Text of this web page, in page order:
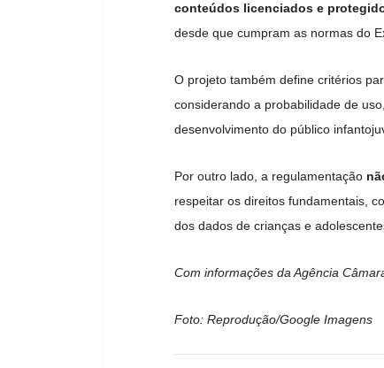
conteúdos licenciados e
desde que cumpram as normas do
O projeto também define critérios
considerando a probabilidade de
desenvolvimento do público
Por outro lado, a regulamentação
respeitar os direitos fundamentais,
dos dados de crianças e
Com informações da Agência
Foto: Reprodução/Google Imagens